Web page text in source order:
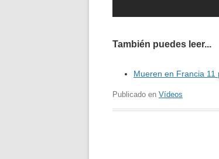
También puedes leer...
Mueren en Francia 11
Publicado en Vídeos